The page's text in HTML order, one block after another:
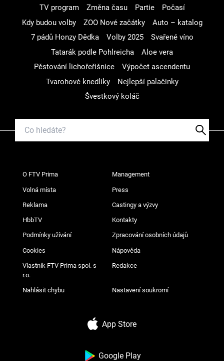
TV program
Změna času Partie
Počasí
Kdy budou volby
ZOO Nové začátky
Auto – katalog
7 pádů Honzy Dědka
Volby 2025
Svařené víno
Tatarák podle Pohlreicha
Aloe vera
Pěstování lichořeřišnice
Výpočet ascendentu
Tvarohové knedlíky
Nejlepší palačinky
Švestkový koláč
O FTV Prima Management
Volná místa Press
Reklama Castingy a výzvy
HbbTV Kontakty
Podmínky užívání Zpracování osobních údajů
Cookies Nápověda
Vlastník FTV Prima spol. s
r.o.
Redakce
Nahlásit chybu Nastavení soukromí
App Store
Google Play